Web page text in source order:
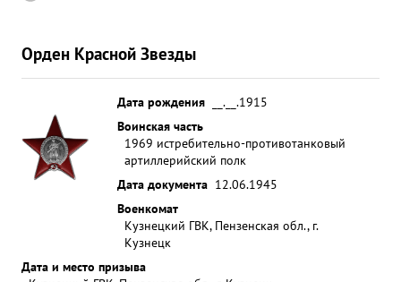
Орден Красной Звезды
Дата рождения
__.__.1915
Воинская часть
1969 истребительно-противотанковый
артиллерийский полк
Дата документа 12.06.1945
Военкомат
Кузнецкий ГВК, Пензенская обл., г.
Кузнецк
Дата и место призыва